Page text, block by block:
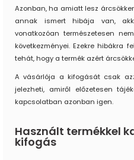
Azonban, ha amiatt lesz
annak ismert hibája van,
vonatkozóan természetesen
következményei. Ezekre hibákra
tehát, hogy a termék azért
A vásárlója a kifogását csak
jelezheti, amiről előzetesen
kapcsolatban azonban igen.
Használt termékkel
kifogás